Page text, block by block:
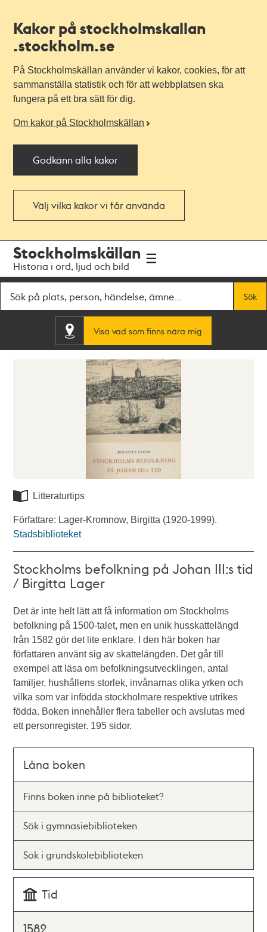
Kakor på stockholmskallan
.stockholm.se
På Stockholmskällan använder vi kakor, cookies, för att
sammanställa statistik och för att webbplatsen ska
fungera på ett bra sätt för dig.
Om kakor på Stockholmskällan
Godkänn alla kakor
Välj vilka kakor vi får använda
navigationen
huvudinnehållet
Stockholmskällan
Historia i ord, ljud och bild
Sök
Visa vad som finns nära mig
Litteraturtips
Författare: Lager-Kromnow, Birgitta (1920-1999).
Stadsbiblioteket
Stockholms befolkning på Johan III:s tid
/ Birgitta Lager
Det är inte helt lätt att få information om Stockholms
befolkning på 1500-talet, men en unik husskattelängd
från 1582 gör det lite enklare. I den här boken har
författaren använt sig av skattelängden. Det går till
exempel att läsa om befolkningsutvecklingen, antal
familjer, hushållens storlek, invånarnas olika yrken och
vilka som var infödda stockholmare respektive utrikes
födda. Boken innehåller flera tabeller och avslutas med
ett personregister. 195 sidor.
Låna boken
Finns boken inne på biblioteket?
Sök i gymnasiebiblioteken
Sök i grundskolebiblioteken
Tid
1582